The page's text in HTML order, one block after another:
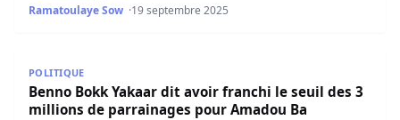
Ramatoulaye Sow 19 septembre 2025
POLITIQUE
Benno Bokk Yakaar dit avoir franchi le seuil des 3
millions de parrainages pour Amadou Ba